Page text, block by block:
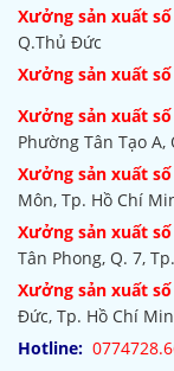
Xưởng sản xuất số
Q.Thủ Đức
Xưởng sản xuất số
Xưởng sản xuất số
Phường Tân Tạo
Xưởng sản xuất số
Môn, Tp. Hồ Chí
Xưởng sản xuất số
Tân Phong, Q. 7,
Xưởng sản xuất số
Đức, Tp. Hồ Chí
Hotline: